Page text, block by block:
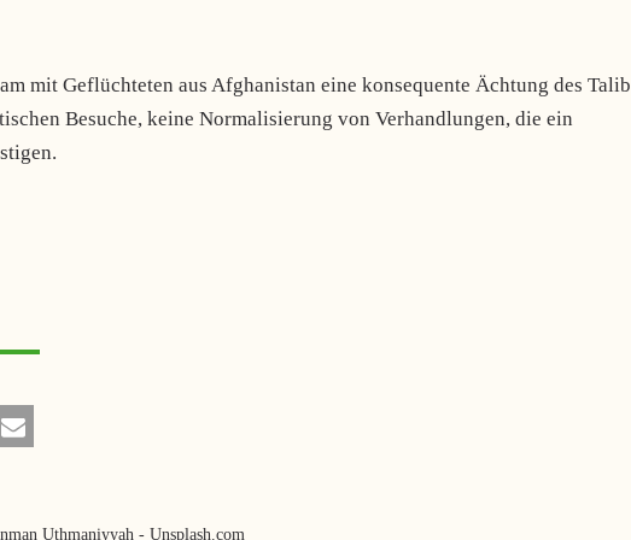
mit Geflüchteten aus Afghanistan eine konsequente Ächtung des
Besuche, keine Normalisierung von Verhandlungen, die ein
Uthmaniyyah - Unsplash.com